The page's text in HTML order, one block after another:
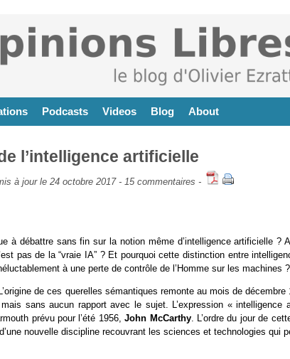
Podcasts Videos Blog About
l’intelligence artificielle
à jour le 24 octobre 2017 - 15 commentaires -
à débattre sans fin sur la notion même d’intelligence artificielle ?
pas de la “vraie IA” ? Et pourquoi cette distinction entre
à une perte de contrôle de l’Homme sur les machines ?
de ces querelles sémantiques remonte au mois de
sans aucun rapport avec le sujet. L’expression «
prévu pour l’été 1956,John McCarthy. L’ordre du jour de
nouvelle discipline recouvrant les sciences et technologies qui